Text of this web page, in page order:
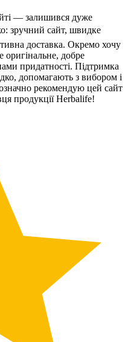
— залишився дуже
зручний сайт, швидке
доставка. Окремо хочу
оригінальне, добре
придатності. Підтримка
допомагають з вибором і
рекомендую цей сайт
продукції Herbalife!